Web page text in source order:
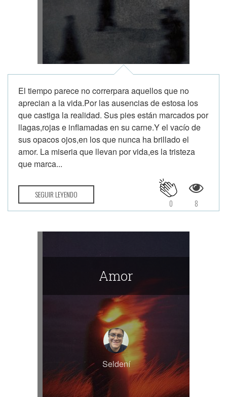
El tiempo parece no correrpara aquellos que no
aprecian a la vida.Por las ausencias de estosa los
que castiga la realidad. Sus pies están marcados por
llagas,rojas e inflamadas en su carne.Y el vacío de
sus opacos ojos,en los que nunca ha brillado el
amor. La miseria que llevan por vida,es la tristeza
que marca...
SEGUIR LEYENDO
8
0
Amor
Seldení